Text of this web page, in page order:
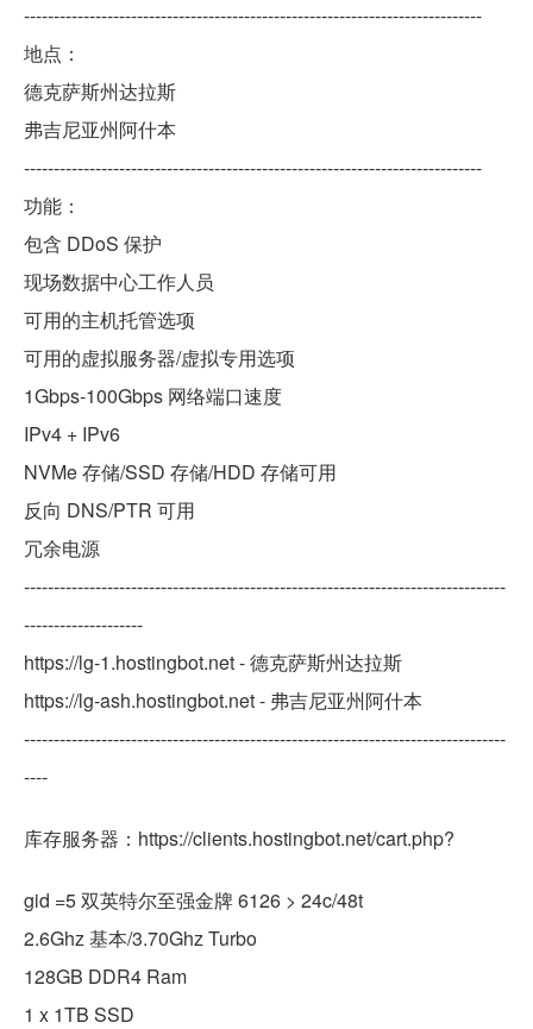
-----------------------------------------------------------------------------
地点：
德克萨斯州达拉斯
弗吉尼亚州阿什本
-----------------------------------------------------------------------------
功能：
包含 DDoS 保护
现场数据中心工作人员
可用的主机托管选项
可用的虚拟服务器/虚拟专用选项
1Gbps-100Gbps 网络端口速度
IPv4 + IPv6
NVMe 存储/SSD 存储/HDD 存储可用
反向 DNS/PTR 可用
冗余电源
---------------------------------------------------------------------------------
--------------------
https://lg-1.hostingbot.net - 德克萨斯州达拉斯
https://lg-ash.hostingbot.net - 弗吉尼亚州阿什本
---------------------------------------------------------------------------------
----
库存服务器：https://clients.hostingbot.net/cart.php?
gid =5 双英特尔至强金牌 6126 > 24c/48t
2.6Ghz 基本/3.70Ghz Turbo
128GB DDR4 Ram
1 x 1TB SSD